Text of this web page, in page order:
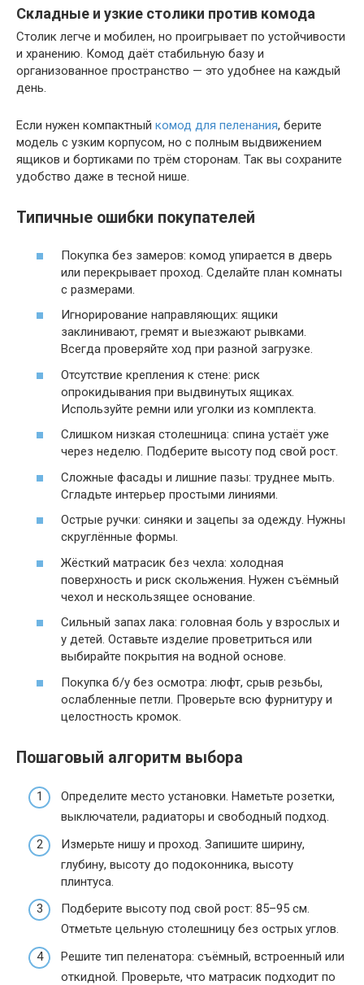
Складные и узкие столики против комода
Столик легче и мобилен, но проигрывает по устойчивости
и хранению. Комод даёт стабильную базу и
организованное пространство — это удобнее на каждый
день.
Если нужен компактный комод для пеленания, берите
модель с узким корпусом, но с полным выдвижением
ящиков и бортиками по трём сторонам. Так вы сохраните
удобство даже в тесной нише.
Типичные ошибки покупателей
Покупка без замеров: комод упирается в дверь
или перекрывает проход. Сделайте план комнаты
с размерами.
Игнорирование направляющих: ящики
заклинивают, гремят и выезжают рывками.
Всегда проверяйте ход при разной загрузке.
Отсутствие крепления к стене: риск
опрокидывания при выдвинутых ящиках.
Используйте ремни или уголки из комплекта.
Слишком низкая столешница: спина устаёт уже
через неделю. Подберите высоту под свой рост.
Сложные фасады и лишние пазы: труднее мыть.
Сгладьте интерьер простыми линиями.
Острые ручки: синяки и зацепы за одежду. Нужны
скруглённые формы.
Жёсткий матрасик без чехла: холодная
поверхность и риск скольжения. Нужен съёмный
чехол и нескользящее основание.
Сильный запах лака: головная боль у взрослых и
у детей. Оставьте изделие проветриться или
выбирайте покрытия на водной основе.
Покупка б/у без осмотра: люфт, срыв резьбы,
ослабленные петли. Проверьте всю фурнитуру и
целостность кромок.
Пошаговый алгоритм выбора
Определите место установки. Наметьте розетки,
выключатели, радиаторы и свободный подход.
Измерьте нишу и проход. Запишите ширину,
глубину, высоту до подоконника, высоту
плинтуса.
Подберите высоту под свой рост: 85–95 см.
Отметьте цельную столешницу без острых углов.
Решите тип пеленатора: съёмный, встроенный или
откидной. Проверьте, что матрасик подходит по